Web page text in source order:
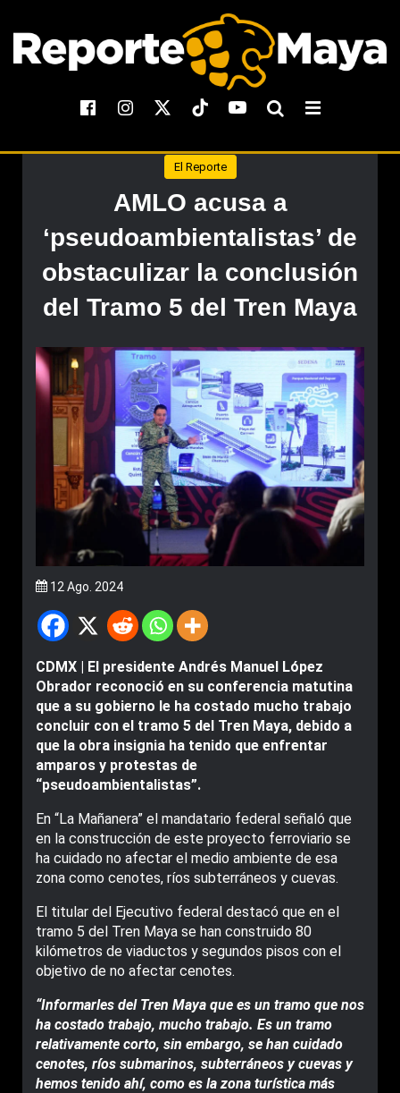
El Reporte
AMLO acusa a
‘pseudoambientalistas’ de
obstaculizar la conclusión
del Tramo 5 del Tren Maya
12 Ago. 2024
CDMX | El presidente Andrés Manuel López
Obrador reconoció en su conferencia matutina
que a su gobierno le ha costado mucho trabajo
concluir con el tramo 5 del Tren Maya, debido a
que la obra insignia ha tenido que enfrentar
amparos y protestas de
“pseudoambientalistas”.
En “La Mañanera” el mandatario federal señaló que
en la construcción de este proyecto ferroviario se
ha cuidado no afectar el medio ambiente de esa
zona como cenotes, ríos subterráneos y cuevas.
El titular del Ejecutivo federal destacó que en el
tramo 5 del Tren Maya se han construido 80
kilómetros de viaductos y segundos pisos con el
objetivo de no afectar cenotes.
“Informarles del Tren Maya que es un tramo que nos
ha costado trabajo, mucho trabajo. Es un tramo
relativamente corto, sin embargo, se han cuidado
cenotes, ríos submarinos, subterráneos y cuevas y
hemos tenido ahí, como es la zona turística más